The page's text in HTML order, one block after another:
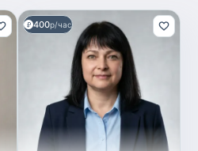
400р/час